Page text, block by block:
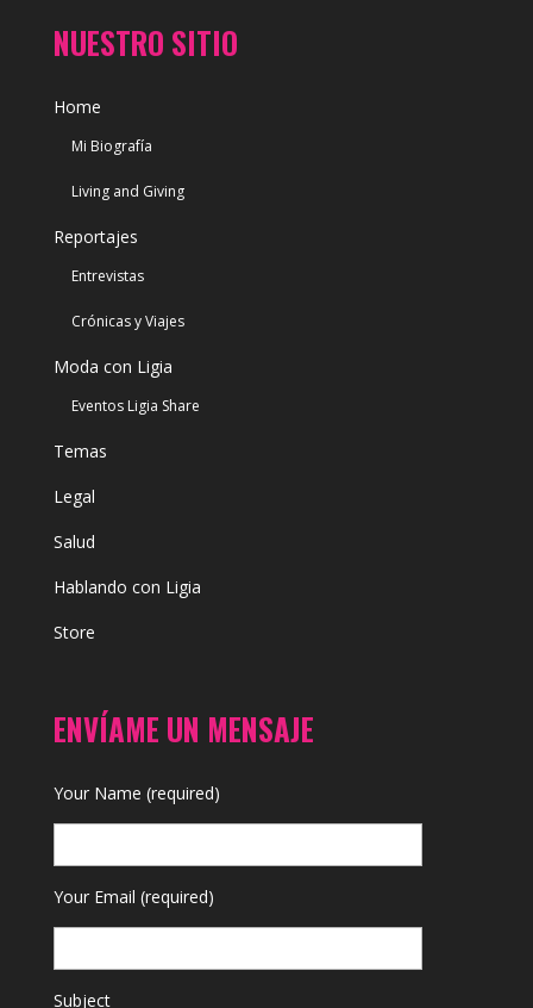
NUESTRO SITIO
Home
Mi Biografía
Living and Giving
Reportajes
Entrevistas
Crónicas y Viajes
Moda con Ligia
Eventos Ligia Share
Temas
Legal
Salud
Hablando con Ligia
Store
ENVÍAME UN MENSAJE
Your Name (required)
Your Email (required)
Subject